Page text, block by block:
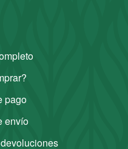
pago
envío